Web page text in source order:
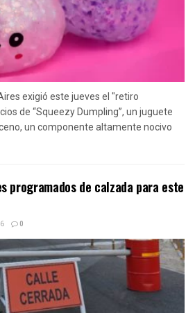
exigió este jueves el "retiro
de “Squeezy Dumpling”, un juguete
un componente altamente nocivo
programados de calzada para este
0